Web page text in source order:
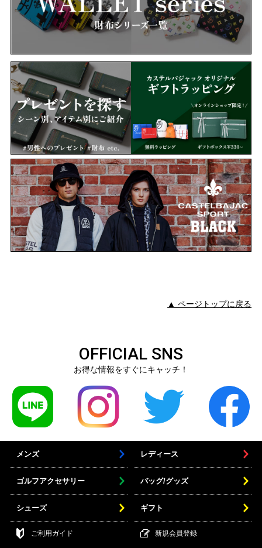
▲ ページトップに戻る
OFFICIAL SNS
お得な情報をすぐにキャッチ！
メンズ レディース
ゴルフアクセサリー バッグ/グッズ
シューズ ギフト
ご利用ガイド 新規会員登録